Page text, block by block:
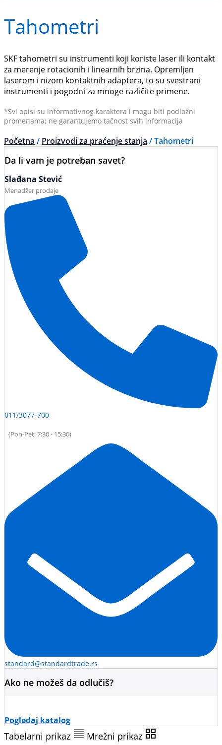
Tahometri
SKF tahometri su instrumenti koji koriste laser ili kontakt
za merenje rotacionih i linearnih brzina. Opremljen
laserom i nizom kontaktnih adaptera, to su svestrani
instrumenti i pogodni za mnoge različite primene.
*Svi opisi su informativnog karaktera i mogu biti podložni
promenama; ne garantujemo tačnost svih informacija
Početna / Proizvodi za praćenje stanja / Tahometri
Da li vam je potreban savet?
Slađana Stević
Menadžer prodaje
011/3077-700
(Pon-Pet: 7:30 - 15:30)
standard@standardtrade.rs
Ako ne možeš da odlučiš?
Pogledaj katalog
Tabelarni prikaz
Mrežni prikaz